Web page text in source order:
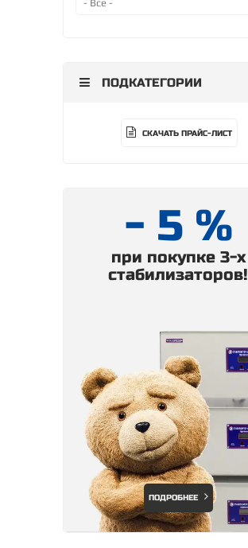
ПОДКАТЕГОРИИ
СКАЧАТЬ ПРАЙС-ЛИСТ
- 5 %
при покупке 3-х
стабилизаторов!
ПОДРОБНЕЕ